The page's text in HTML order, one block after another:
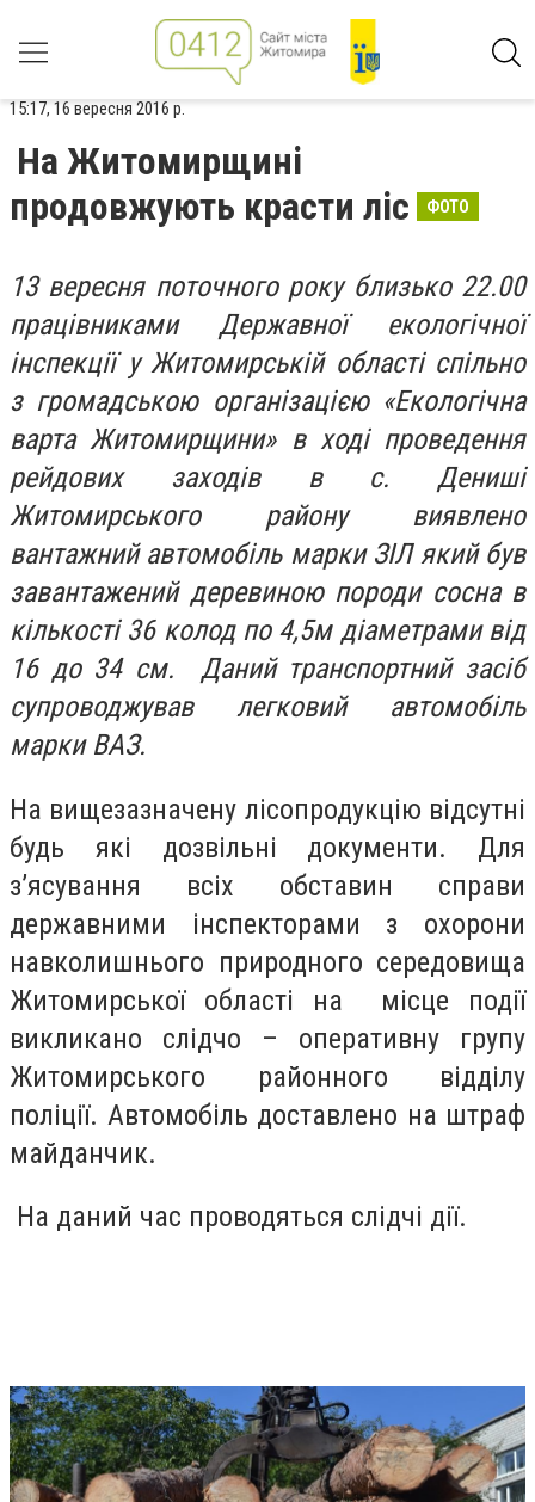
15:17, 16 вересня 2016 р.
На Житомирщині
продовжують красти ліс
ФОТО
13 вересня поточного року близько 22.00
працівниками Державної екологічної
інспекції у Житомирській області спільно
з громадською організацією «Екологічна
варта Житомирщини» в ході проведення
рейдових заходів в с. Дениші
Житомирського району виявлено
вантажний автомобіль марки ЗІЛ який був
завантажений деревиною породи сосна в
кількості 36 колод по 4,5м діаметрами від
16 до 34 см. Даний транспортний засіб
супроводжував легковий автомобіль
марки ВАЗ.
На вищезазначену лісопродукцію відсутні
будь які дозвільні документи. Для
з’ясування всіх обставин справи
державними інспекторами з охорони
навколишнього природного середовища
Житомирської області на місце події
викликано слідчо – оперативну групу
Житомирського районного відділу
поліції. Автомобіль доставлено на штраф
майданчик.
На даний час проводяться слідчі дії.